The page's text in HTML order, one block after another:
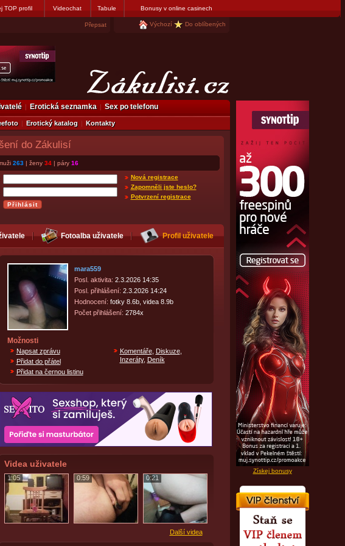
TOP profil Videochat Tabule Bonusy v online casinech
Přepsat Výchozí Do oblíbených
Získej bonusy
Erotická seznamka Sex po telefonu
Erotický katalog Kontakty
do Zákulisí
263| ženy 34| páry 16
Nová registrace
Zapomněli jste heslo?
Potvrzení registrace
Fotoalba uživatele Profil uživatele
mara559
Posl. aktivita: 2.3.2026 14:35
Posl. přihlášení: 2.3.2026 14:24
Hodnocení: fotky 8.6b, videa 8.9b
Počet přihlášení: 2784x
Možnosti
Napsat zprávu
Přidat do přátel
Přidat na černou listinu
Komentáře, Diskuze,
Inzeráty, Deník
Videa uživatele
1:05 0:59 0:21
Další videa